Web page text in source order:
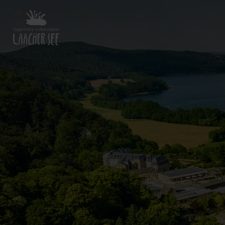
Zurück
Startseite